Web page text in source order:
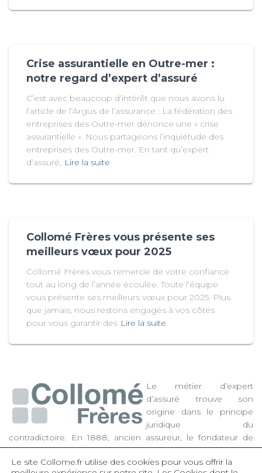
Crise assurantielle en Outre-mer :
notre regard d’expert d’assuré
C’est avec beaucoup d’intérêt que nous avons lu
l’article de l’Argus de l’assurance : La fédération des
entreprises des Outre-mer dénonce une « crise
assurantielle ». Nous partageons l’inquiétude des
entreprises des Outre-mer. En tant qu’expert
d’assuré, Lire la suite
Collomé Frères vous présente ses
meilleurs vœux pour 2025
Collomé Frères vous remercie de votre confiance
tout au long de l’année écoulée. Toute l’équipe
vous présente ses meilleurs vœux pour 2025. Plus
que jamais, nous restons engagés à vos côtés
pour vous garantir des Lire la suite
Le métier d’expert
d’assuré trouve son
origine dans le principe
juridique du
contradictoire. En 1888, ancien assureur, le fondateur de
Collomé Frères a décidé d’apporter son expertise aux
assurés, de la reconnaissance du sinistre à l’évaluation et à la
Le site Collome.fr utilise des cookies pour vous offrir la